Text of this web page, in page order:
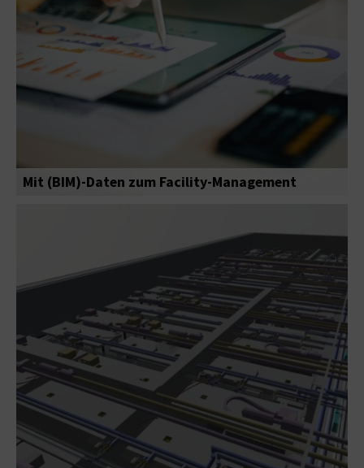
Mit (BIM)-Daten zum Facility-Management